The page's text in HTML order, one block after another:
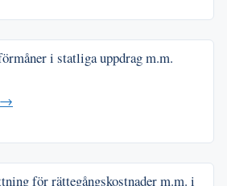
i statliga uppdrag m.m.
→
för rättegångskostnader m.m. i